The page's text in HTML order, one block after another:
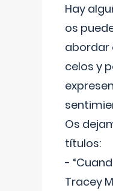
Hay
os
abordar
celos y
Os
títulos:
-
Tracey